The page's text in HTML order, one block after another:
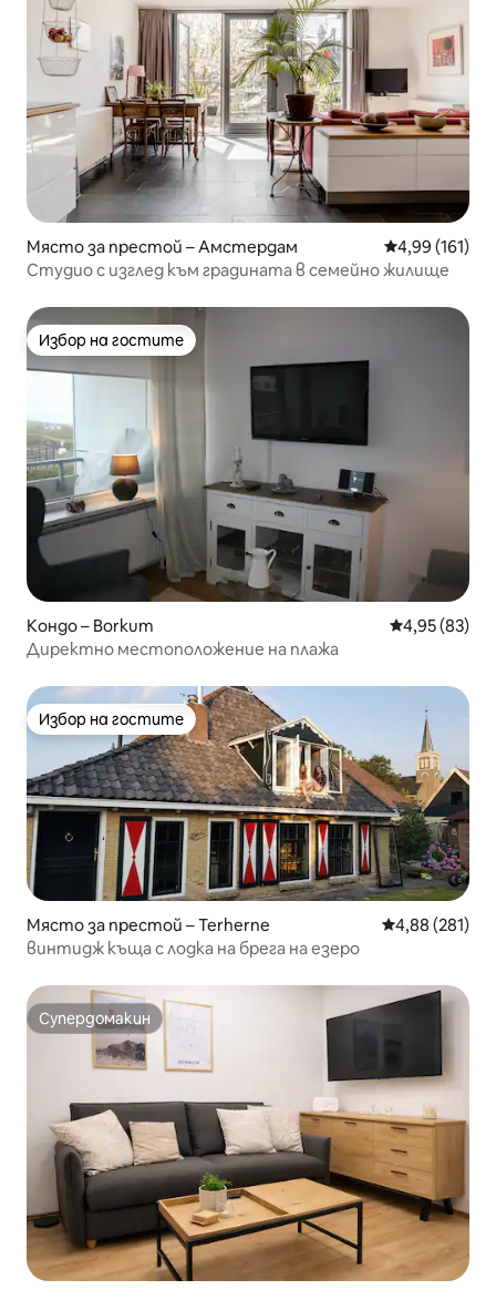
Място за престой – Амстердам Средна
4,99 (161)
Студио с изглед към градината в семейно жилище
Избор на гостите
Избор на гостите
Кондо – Borkum Средна
4,95 (83)
Директно местоположение на плажа
Избор на гостите
Избор на гостите
Място за престой – Terherne Средна
4,88 (281)
винтидж къща с лодка на брега на езеро
Супердомакин
Супердомакин